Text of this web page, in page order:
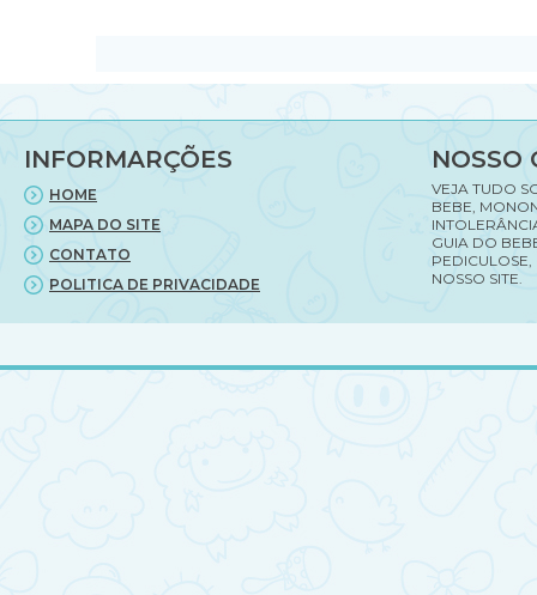
INFORMARÇÕES
HOME
MAPA DO SITE
CONTATO
POLITICA DE PRIVACIDADE
NOSSO
VEJA TUDO
BEBE,
GUIA DO
PEDICULOSE,
NOSSO SITE.